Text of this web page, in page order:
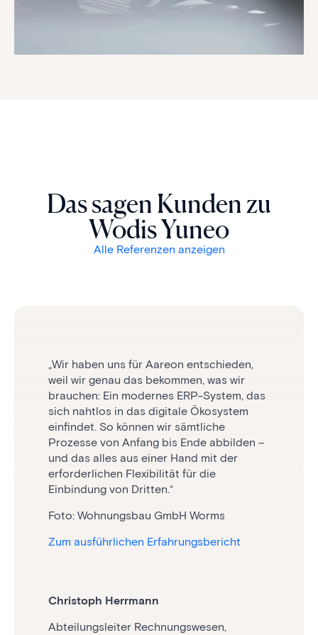
Das sagen Kunden zu
Wodis Yuneo
Alle Referenzen anzeigen
„Die intuitive Nutzerführung und einfache
Menüstruktur ermöglicht es uns, schnell
und gezielt nach Informationen zu filtern.
Auswertungen lassen sich ohne viele
Häkchen und Klicks erstellen – konsistente
Ergebnisse sicher.“
Foto: WBG Mieterschutz eG
Zum ausführlichen Erfahrungsbericht.
Rechnungswesen, WBG Mieterschutz eG,
„Wir haben uns für Aareon entschieden,
weil wir genau das bekommen, was wir
brauchen: Ein modernes ERP-System, das
sich nahtlos in das digitale Ökosystem
einfindet. So können wir sämtliche
Prozesse von Anfang bis Ende abbilden –
und das alles aus einer Hand mit der
erforderlichen Flexibilität für die
Einbindung von Dritten.“
Foto: Wohnungsbau GmbH Worms
Zum ausführlichen Erfahrungsbericht
Christoph Herrmann
Abteilungsleiter Rechnungswesen,
„Das Upgrade auf Yuneo war für uns die
Chance, unsere Arbeitsabläufe zu
reflektieren und zu optimieren. Unsere
Mitarbeitenden haben sich erfolgreich
eingearbeitet, sind motiviert und wir
spüren eine produktive Zusammenarbeit."
Foto: LebensRäume Hoyerswerda eG
Zum ausführlichen Erfahrungsbericht.
Leiterin Kaufmännischer Service,
"Die enge Betreuung durch Aareon hat
uns geholfen, Herausforderungen im ERP-
Umstieg zu meistern. Wir sind froh, den
Schritt gegangen zu sein und freuen uns
auf das Arbeiten mit Wodis Yuneo."